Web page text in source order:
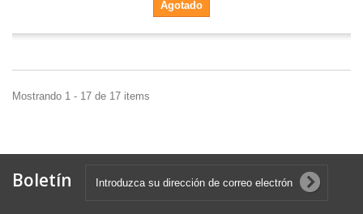
Agotado
Mostrando 1 - 17 de 17 items
Boletín